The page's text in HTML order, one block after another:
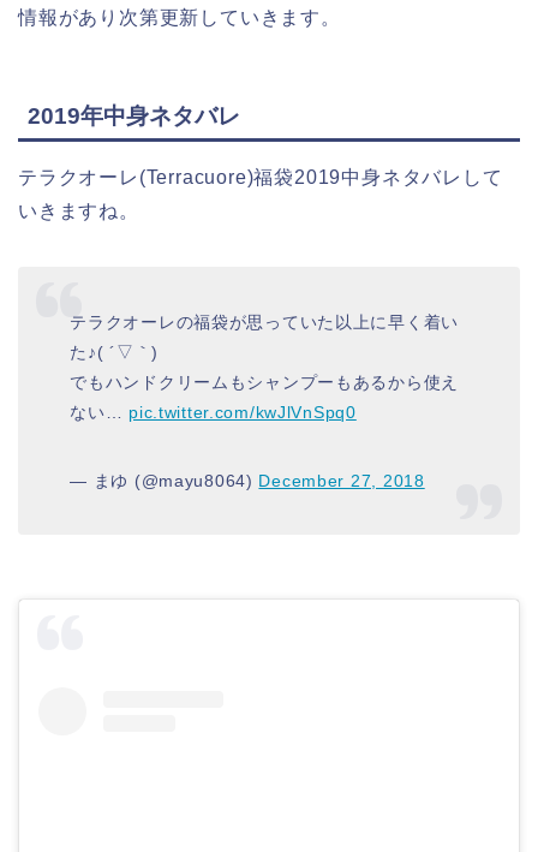
情報があり次第更新していきます。
2019年中身ネタバレ
テラクオーレ(Terracuore)福袋2019中身ネタバレして
いきますね。
テラクオーレの福袋が思っていた以上に早く着い
た♪( ´▽｀)
でもハンドクリームもシャンプーもあるから使え
ない… pic.twitter.com/kwJlVnSpq0
— まゆ (@mayu8064) December 27, 2018